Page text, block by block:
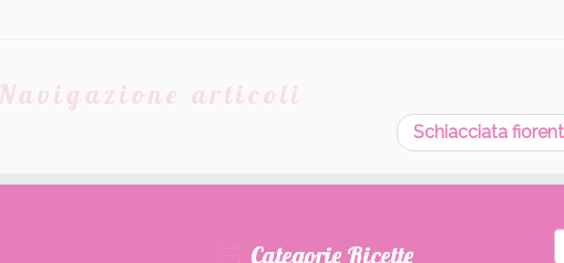
articoli
Schiacciata
Categorie Ricette